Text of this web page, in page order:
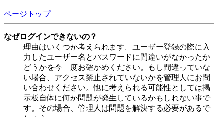
ページトップ
なぜログインできないの？
理由はいくつか考えられます。ユーザー登録の際に入
力したユーザー名とパスワードに間違いがなかったか
どうかを今一度お確かめください。もし間違っていな
い場合、アクセス禁止されていないかを管理人にお問
い合わせください。他に考えられる可能性としては掲
示板自体に何か問題が発生しているかもしれない事で
す。その場合、管理人は問題を解決する必要があるで